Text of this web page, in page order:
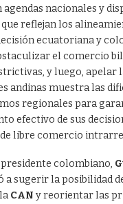
nacionales y
reflejan los
ecuatoriana y
el comercio
y luego, apelar
andinas muestra las
regionales para
efectivo de sus
libre comercio
presidente colombiano,
a sugerir la posibilidad
CAN y reorientar las